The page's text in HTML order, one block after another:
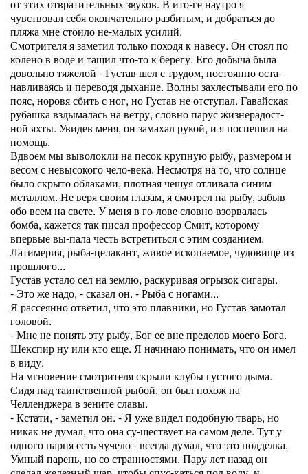
от этих отвратительных звуков. В ито-ге наутро я
чувствовал себя окончательно разбитым, и добраться до
пляжа мне стоило не-малых усилий.
Смотрителя я заметил только походя к навесу. Он стоял по
колено в воде и тащил что-то к берегу. Его добыча была
довольно тяжелой - Густав шел с трудом, постоянно оста-
навливаясь и переводя дыхание. Волны захлестывали его по
пояс, норовя сбить с ног, но Густав не отступал. Гавайская
рубашка вздымалась на ветру, словно парус жизнерадост-
ной яхты. Увидев меня, он замахал рукой, и я поспешил на
помощь.
Вдвоем мы выволокли на песок крупную рыбу, размером и
весом с невысокого чело-века. Несмотря на то, что солнце
было скрыто облаками, плотная чешуя отливала синим
металлом. Не веря своим глазам, я смотрел на рыбу, забыв
обо всем на свете. У меня в го-лове словно взорвалась
бомба, кажется так писал профессор Смит, которому
впервые вы-пала честь встретиться с этим созданием.
Латимерия, рыба-целакант, живое ископаемое, чудовище из
прошлого...
Густав устало сел на землю, раскуривая огрызок сигары.
- Это же надо, - сказал он. - Рыба с ногами...
Я рассеянно ответил, что это плавники, но Густав замотал
головой.
- Мне не понять эту рыбу, Бог ее вне пределов моего Бога.
Шекспир ну или кто еще. Я начинаю понимать, что он имел
в виду.
На мгновение смотрителя скрыли клубы густого дыма.
Сидя над таинственной рыбой, он был похож на
Челленджера в зените славы.
- Кстати, - заметил он. - Я уже видел подобную тварь, но
никак не думал, что она су-ществует на самом деле. Тут у
одного парня есть чучело - всегда думал, что это подделка.
Умный парень, но со странностями. Пару лет назад он